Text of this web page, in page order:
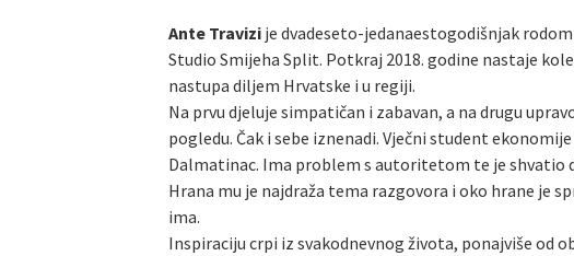
Ante Travizi je dvadeseto-jedanaestogodišnjak
Studio Smijeha Split. Potkraj 2018. godine nastaje
nastupa diljem Hrvatske i u regiji.
Na prvu djeluje simpatičan i zabavan, a na drugu
pogledu. Čak i sebe iznenadi. Vječni student
Dalmatinac. Ima problem s autoritetom te je shvatio
Hrana mu je najdraža tema razgovora i oko hrane je
ima.
Inspiraciju crpi iz svakodnevnog života, ponajviše od